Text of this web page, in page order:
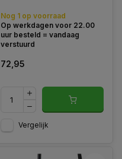
inzetbaar.
Nog 1 op voorraad
Op werkdagen voor 22.00
uur besteld = vandaag
verstuurd
72,95
Vergelijk